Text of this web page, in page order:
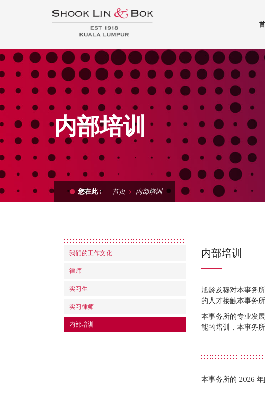
内部培训
您在此 : 首页 内部培训
我们的工作文化
律师
实习生
实习律师
内部培训
内部培训
旭龄及穆对本事务
的人才接触本事务
本事务所的专业发
能的培训，本事务
本事务所的 2026 年